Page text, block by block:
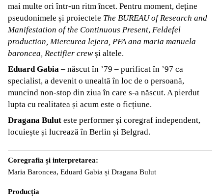
mai multe ori într-un ritm încet. Pentru moment, deține
pseudonimele și proiectele The BUREAU of Research and
Manifestation of the Continuous Present, Feldefel
production, Miercurea lejera, PFA ana maria manuela
baroncea, Rectifier crewși altele.
Eduard Gabia – născut în ’79 – purificat în ’97 ca
specialist, a devenit o unealtă în loc de o persoană,
muncind non-stop din ziua în care s-a născut. A pierdut
lupta cu realitatea și acum este o ficțiune.
Dragana Bulut este performer și coregraf independent,
locuiește și lucrează în Berlin și Belgrad.
Coregrafia și interpretarea:
Maria Baroncea, Eduard Gabia și Dragana Bulut
Producția